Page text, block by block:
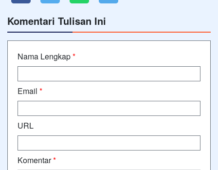
Komentari Tulisan Ini
Nama Lengkap*
Email *
URL
Komentar*